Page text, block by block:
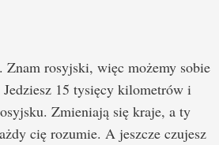
rosyjski, więc możemy sobie
15 tysięcy kilometrów i
Zmieniają się kraje, a ty
cię rozumie. A jeszcze czujesz